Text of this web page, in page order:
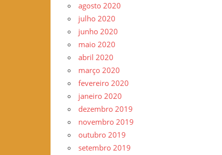
agosto 2020
julho 2020
junho 2020
maio 2020
abril 2020
março 2020
fevereiro 2020
janeiro 2020
dezembro 2019
novembro 2019
outubro 2019
setembro 2019